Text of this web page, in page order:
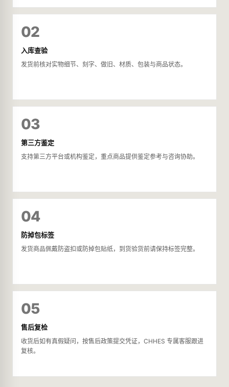
02
入库查验
发货前核对实物细节、刻字、做旧、材质、包装与商品状态。
03
第三方鉴定
支持第三方平台或机构鉴定，重点商品提供鉴定参考与咨询协助。
04
防掉包标签
发货商品佩戴防盗扣或防掉包贴纸，到货验货前请保持标签完整。
05
售后复检
收货后如有真假疑问，按售后政策提交凭证，CHHES 专属客服跟进
复核。